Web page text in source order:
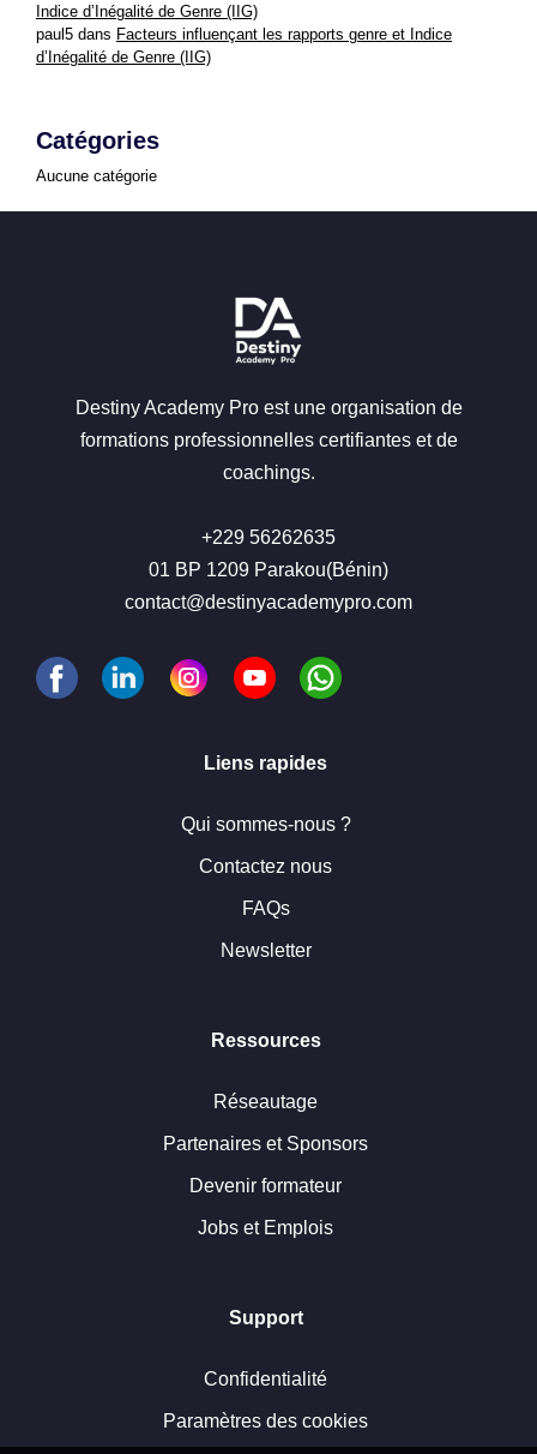
Indice d’Inégalité de Genre (IIG)
paul5 dans Facteurs influençant les rapports genre et Indice
d’Inégalité de Genre (IIG)
Catégories
Aucune catégorie
Destiny Academy Pro est une organisation de
formations professionnelles certifiantes et de
coachings.
+229 56262635
01 BP 1209 Parakou(Bénin)
contact@destinyacademypro.com
Liens rapides
Qui sommes-nous ?
Contactez nous
FAQs
Newsletter
Ressources
Réseautage
Partenaires et Sponsors
Devenir formateur
Jobs et Emplois
Support
Confidentialité
Paramètres des cookies